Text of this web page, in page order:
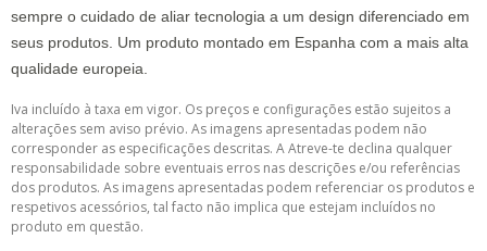
sempre o cuidado de aliar tecnologia a um design diferenciado em
seus produtos. Um produto montado em Espanha com a mais alta
qualidade europeia.
Iva incluído à taxa em vigor. Os preços e configurações estão sujeitos a
alterações sem aviso prévio. As imagens apresentadas podem não
corresponder as especificações descritas. A Atreve-te declina qualquer
responsabilidade sobre eventuais erros nas descrições e/ou referências
dos produtos. As imagens apresentadas podem referenciar os produtos e
respetivos acessórios, tal facto não implica que estejam incluídos no
produto em questão.